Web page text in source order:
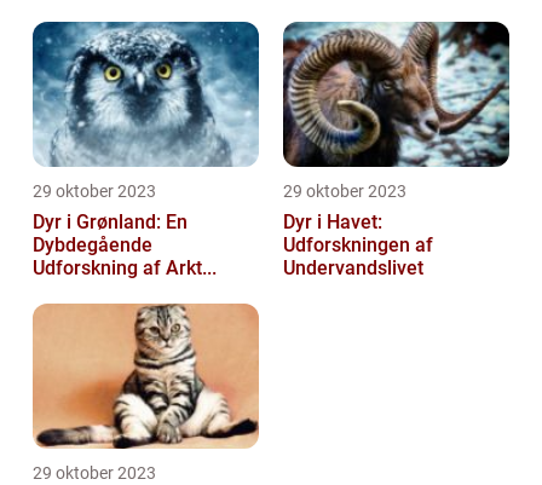
29 oktober 2023
Dyr i Grønland: En
Dybdegående
Udforskning af Arkt...
29 oktober 2023
Dyr i Havet:
Udforskningen af
Undervandslivet
29 oktober 2023